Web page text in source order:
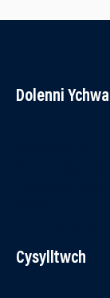
Dolenni
Cysylltwch